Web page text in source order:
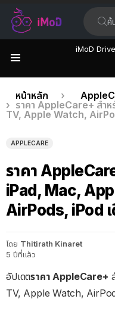
iMoD Drive
เรื่อง
ล่าสุด
คุณอยู่ที่นี่:
หน้าหลัก
ราคา AppleCare+ สำ
TV, Apple Watch,
APPLECARE
ราคา
iPad, Mac,
AirPods, iPod
โดย Thitirath Kinaret
5 ปีที่แล้ว
อัปเดตราคา AppleCare+
TV, Apple Watch,